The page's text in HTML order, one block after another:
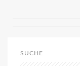
SUCHE